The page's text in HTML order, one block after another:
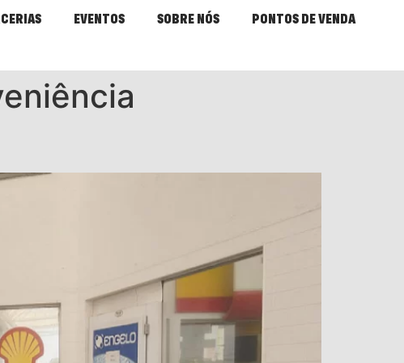
EVENTOS SOBRE NÓS PONTOS DE VENDA